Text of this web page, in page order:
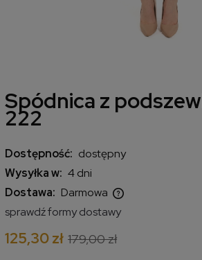
Spódnica z
222
Dostępność: dostępny
Wysyłka w: 4 dni
Dostawa: Darmowa
Cena nie zawiera ewentualnych
sprawdź formy dostawy
125,30 zł 179,00 zł